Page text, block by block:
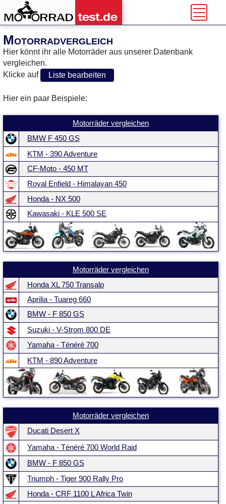
Motorradvergleich
Hier könnt ihr alle Motorräder aus unserer Datenbank
vergleichen.
Klicke auf
Liste bearbeiten
Hier ein paar Beispiele:
Motorräder vergleichen
BMW F 450 GS
KTM - 390 Adventure
CF-Moto - 450 MT
Royal Enfield - Himalayan 450
Honda - NX 500
Kawasaki - KLE 500 SE
Motorräder vergleichen
Honda XL 750 Transalp
Aprilia - Tuareg 660
BMW - F 850 GS
Suzuki - V-Strom 800 DE
Yamaha - Ténéré 700
KTM - 890 Adventure
Motorräder vergleichen
Ducati Desert X
Yamaha - Ténéré 700 World Raid
BMW - F 850 GS
Triumph - Tiger 900 Rally Pro
Honda - CRF 1100 L Africa Twin